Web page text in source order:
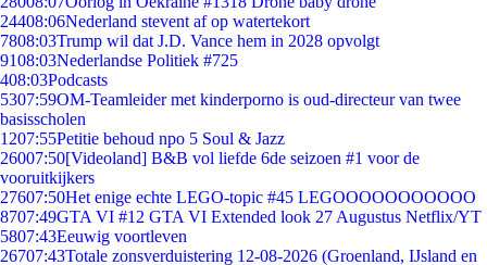
24408:06Nederland stevent af op watertekort
7808:03Trump wil dat J.D. Vance hem in 2028 opvolgt
9108:03Nederlandse Politiek #725
408:03Podcasts
5307:59OM-Teamleider met kinderporno is oud-directeur van twee
basisscholen
1207:55Petitie behoud npo 5 Soul & Jazz
26007:50[Videoland] B&B vol liefde 6de seizoen #1 voor de
vooruitkijkers
27607:50Het enige echte LEGO-topic #45 LEGOOOOOOOOOOO
8707:49GTA VI #12 GTA VI Extended look 27 Augustus Netflix/YT
5807:43Eeuwig voortleven
26707:43Totale zonsverduistering 12-08-2026 (Groenland, IJsland en